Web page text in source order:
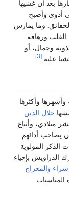
بعد أن غشيها
1865) (والآن لعلني أذوي وأصبح
وما يمارس
ورهافة
وجمال، أو
عليه. [3]
وأشهرها وأكثرها
جلال الدين
ميلادي، وأتباع
يصاحب أدائهم
الذكر المولوية
الدراويش بإحياء
والمعراج
المناسبات